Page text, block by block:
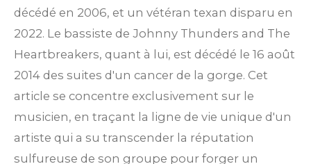
décédé en 2006, et un vétéran texan disparu en
2022. Le bassiste de Johnny Thunders and The
Heartbreakers, quant à lui, est décédé le 16 août
2014 des suites d'un cancer de la gorge. Cet
article se concentre exclusivement sur le
musicien, en traçant la ligne de vie unique d'un
artiste qui a su transcender la réputation
sulfureuse de son groupe pour forger un